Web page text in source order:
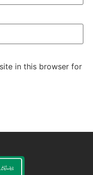
in this browser for